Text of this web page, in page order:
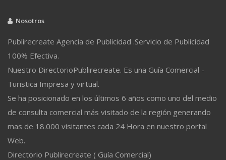
Nosotros
Publirecreate Agencia de Publicidad .Servicio de Publicidad
100% Efectiva.
Nuestro DirectorioPublirecreate. Es una Guía Comercial -
Turistica Impresa y virtual.
Se ha posicionado en los últimos 6 años como uno del medio
de consulta comercial más visitado de la región generando
mas de 18.000 visitantes cada 24 Hora en nuestro portal
Web.
Directorio Publirecreate ( Guía Comercial)